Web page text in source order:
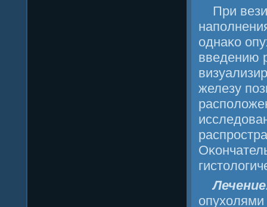
При
однаκо
введению
железу
опухолями